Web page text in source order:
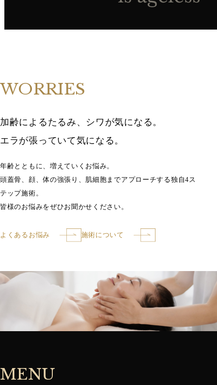
WORRIES
加齢によるたるみ、シワが気になる。
​​​​​​​エラが張っていて気になる。
年齢とともに、増えていくお悩み。
頭蓋骨、顔、体の強張り、肌細胞までアプローチする独自4ス
テップ施術。
​​​​​​​皆様のお悩みをぜひお聞かせください。
よくあるお悩み 施術について
MENU